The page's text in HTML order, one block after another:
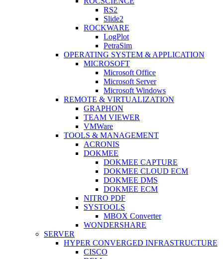
RS2
Slide2
ROCKWARE
LogPlot
PetraSim
OPERATING SYSTEM & APPLICATION
MICROSOFT
Microsoft Office
Microsoft Server
Microsoft Windows
REMOTE & VIRTUALIZATION
GRAPHON
TEAM VIEWER
VMWare
TOOLS & MANAGEMENT
ACRONIS
DOKMEE
DOKMEE CAPTURE
DOKMEE CLOUD ECM
DOKMEE DMS
DOKMEE ECM
NITRO PDF
SYSTOOLS
MBOX Converter
WONDERSHARE
SERVER
HYPER CONVERGED INFRASTRUCTURE
CISCO